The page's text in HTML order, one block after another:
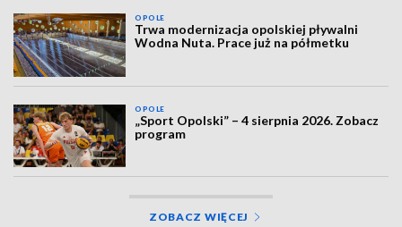
OPOLE
Trwa modernizacja opolskiej pływalni
Wodna Nuta. Prace już na półmetku
OPOLE
„Sport Opolski” – 4 sierpnia 2026. Zobacz
program
ZOBACZ WIĘCEJ